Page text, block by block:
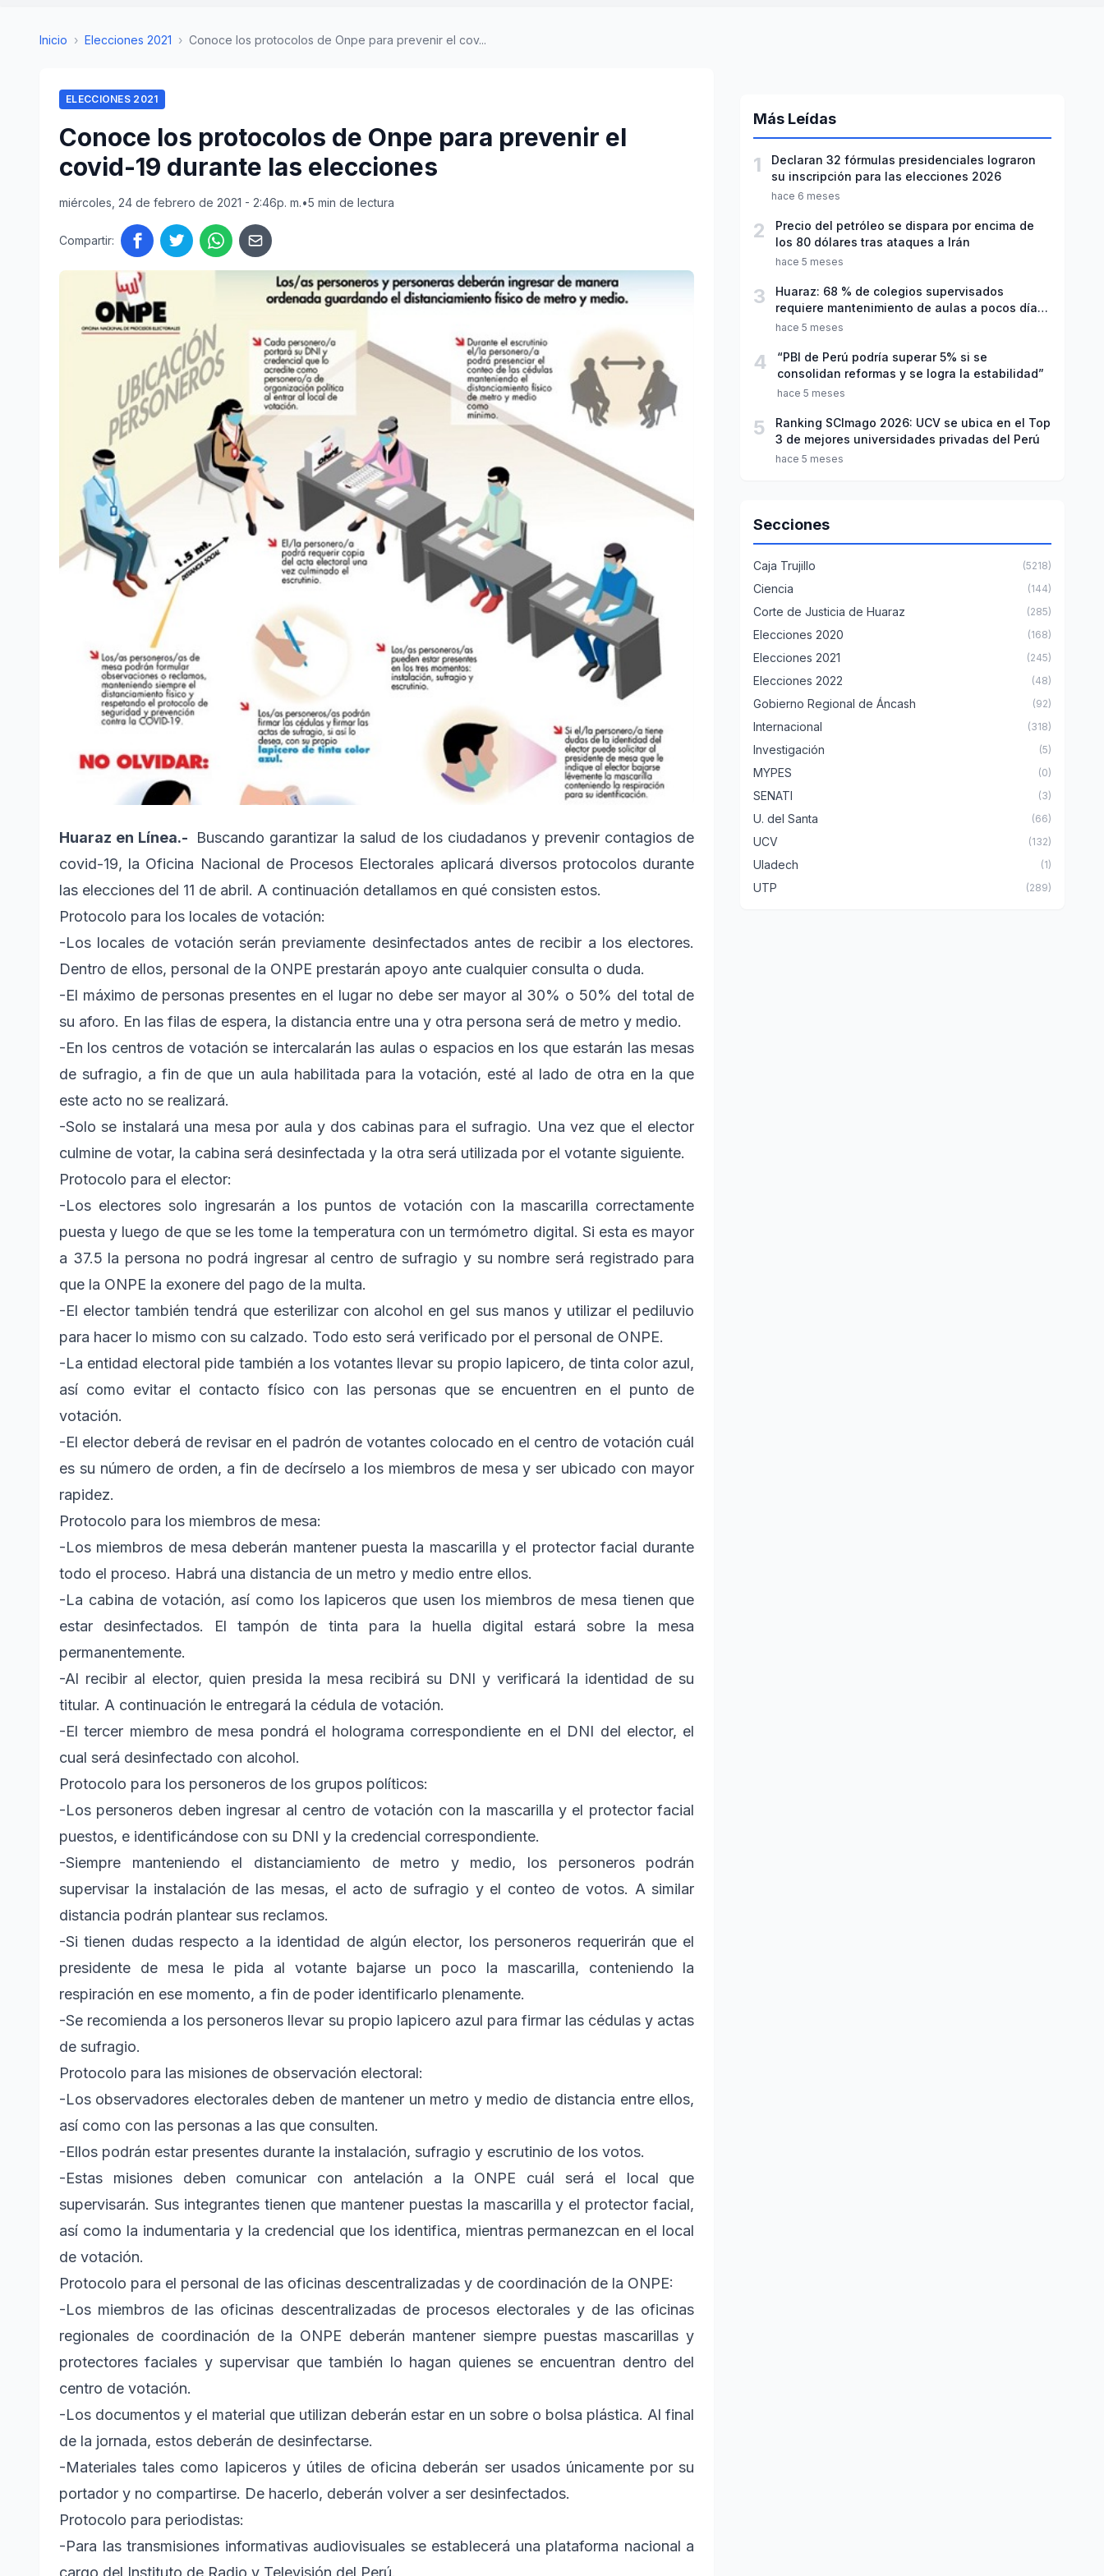
Inicio › Elecciones 2021 › Conoce los protocolos de Onpe para prevenir el cov...
ELECCIONES 2021
Conoce los protocolos de Onpe para prevenir el
covid-19 durante las elecciones
miércoles, 24 de febrero de 2021 - 2:46p. m.•5 min de lectura
Compartir:
​Huaraz en Línea.- Buscando garantizar la salud de los ciudadanos y prevenir contagios de
covid-19, la Oficina Nacional de Procesos Electorales aplicará diversos protocolos durante
las elecciones del 11 de abril. A continuación detallamos en qué consisten estos.
Protocolo para los locales de votación:
-Los locales de votación serán previamente desinfectados antes de recibir a los electores.
Dentro de ellos, personal de la ONPE prestarán apoyo ante cualquier consulta o duda.
-El máximo de personas presentes en el lugar no debe ser mayor al 30% o 50% del total de
su aforo. En las filas de espera, la distancia entre una y otra persona será de metro y medio.
-En los centros de votación se intercalarán las aulas o espacios en los que estarán las mesas
de sufragio, a fin de que un aula habilitada para la votación, esté al lado de otra en la que
este acto no se realizará.
-Solo se instalará una mesa por aula y dos cabinas para el sufragio. Una vez que el elector
culmine de votar, la cabina será desinfectada y la otra será utilizada por el votante siguiente.
Protocolo para el elector:
-Los electores solo ingresarán a los puntos de votación con la mascarilla correctamente
puesta y luego de que se les tome la temperatura con un termómetro digital. Si esta es mayor
a 37.5 la persona no podrá ingresar al centro de sufragio y su nombre será registrado para
que la ONPE la exonere del pago de la multa.
-El elector también tendrá que esterilizar con alcohol en gel sus manos y utilizar el pediluvio
para hacer lo mismo con su calzado. Todo esto será verificado por el personal de ONPE.
-La entidad electoral pide también a los votantes llevar su propio lapicero, de tinta color azul,
así como evitar el contacto físico con las personas que se encuentren en el punto de
votación.
-El elector deberá de revisar en el padrón de votantes colocado en el centro de votación cuál
es su número de orden, a fin de decírselo a los miembros de mesa y ser ubicado con mayor
rapidez.
Protocolo para los miembros de mesa:
-Los miembros de mesa deberán mantener puesta la mascarilla y el protector facial durante
todo el proceso. Habrá una distancia de un metro y medio entre ellos.
-La cabina de votación, así como los lapiceros que usen los miembros de mesa tienen que
estar desinfectados. El tampón de tinta para la huella digital estará sobre la mesa
permanentemente.
-Al recibir al elector, quien presida la mesa recibirá su DNI y verificará la identidad de su
titular. A continuación le entregará la cédula de votación.
-El tercer miembro de mesa pondrá el holograma correspondiente en el DNI del elector, el
cual será desinfectado con alcohol.
Protocolo para los personeros de los grupos políticos:
-Los personeros deben ingresar al centro de votación con la mascarilla y el protector facial
puestos, e identificándose con su DNI y la credencial correspondiente.
-Siempre manteniendo el distanciamiento de metro y medio, los personeros podrán
supervisar la instalación de las mesas, el acto de sufragio y el conteo de votos. A similar
distancia podrán plantear sus reclamos.
-Si tienen dudas respecto a la identidad de algún elector, los personeros requerirán que el
presidente de mesa le pida al votante bajarse un poco la mascarilla, conteniendo la
respiración en ese momento, a fin de poder identificarlo plenamente.
-Se recomienda a los personeros llevar su propio lapicero azul para firmar las cédulas y actas
de sufragio.
Protocolo para las misiones de observación electoral:
-Los observadores electorales deben de mantener un metro y medio de distancia entre ellos,
así como con las personas a las que consulten.
-Ellos podrán estar presentes durante la instalación, sufragio y escrutinio de los votos.
-Estas misiones deben comunicar con antelación a la ONPE cuál será el local que
supervisarán. Sus integrantes tienen que mantener puestas la mascarilla y el protector facial,
así como la indumentaria y la credencial que los identifica, mientras permanezcan en el local
de votación.
Protocolo para el personal de las oficinas descentralizadas y de coordinación de la ONPE:
-Los miembros de las oficinas descentralizadas de procesos electorales y de las oficinas
regionales de coordinación de la ONPE deberán mantener siempre puestas mascarillas y
protectores faciales y supervisar que también lo hagan quienes se encuentran dentro del
centro de votación.
-Los documentos y el material que utilizan deberán estar en un sobre o bolsa plástica. Al final
de la jornada, estos deberán de desinfectarse.
-Materiales tales como lapiceros y útiles de oficina deberán ser usados únicamente por su
portador y no compartirse. De hacerlo, deberán volver a ser desinfectados.
Protocolo para periodistas:
-Para las transmisiones informativas audiovisuales se establecerá una plataforma nacional a
cargo del Instituto de Radio y Televisión del Perú.
Más Leídas
1
Declaran 32 fórmulas presidenciales lograron
su inscripción para las elecciones 2026
hace 6 meses
2
Precio del petróleo se dispara por encima de
los 80 dólares tras ataques a Irán
hace 5 meses
3
Huaraz: 68 % de colegios supervisados
requiere mantenimiento de aulas a pocos días
de inicio del año escolar 2026
hace 5 meses
4
“PBI de Perú podría superar 5% si se
consolidan reformas y se logra la estabilidad”
hace 5 meses
5
Ranking SCImago 2026: UCV se ubica en el Top
3 de mejores universidades privadas del Perú
hace 5 meses
Secciones
Caja Trujillo (5218)
Ciencia (144)
Corte de Justicia de Huaraz (285)
Elecciones 2020 (168)
Elecciones 2021 (245)
Elecciones 2022 (48)
Gobierno Regional de Áncash (92)
Internacional (318)
Investigación (5)
MYPES (0)
SENATI (3)
U. del Santa (66)
UCV (132)
Uladech (1)
UTP (289)